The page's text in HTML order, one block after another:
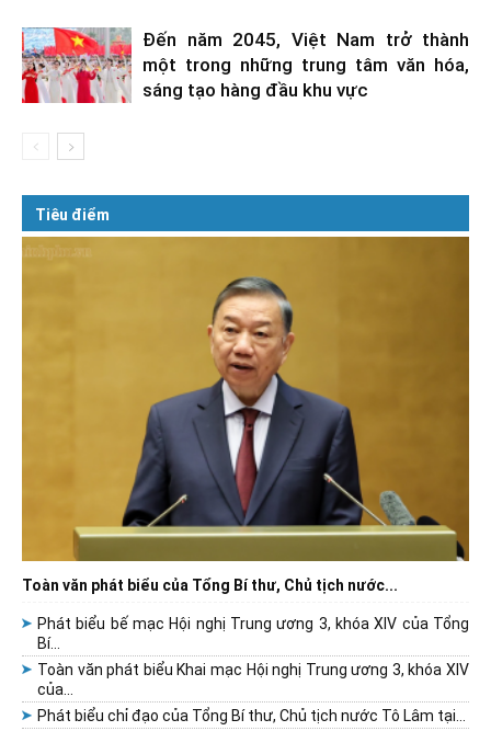
Đến năm 2045, Việt Nam trở thành
một trong những trung tâm văn hóa,
sáng tạo hàng đầu khu vực
Tiêu điểm
Toàn văn phát biểu của Tổng Bí thư, Chủ tịch nước...
Phát biểu bế mạc Hội nghị Trung ương 3, khóa XIV của Tổng
Bí...
Toàn văn phát biểu Khai mạc Hội nghị Trung ương 3, khóa XIV
của...
Phát biểu chỉ đạo của Tổng Bí thư, Chủ tịch nước Tô Lâm tại...